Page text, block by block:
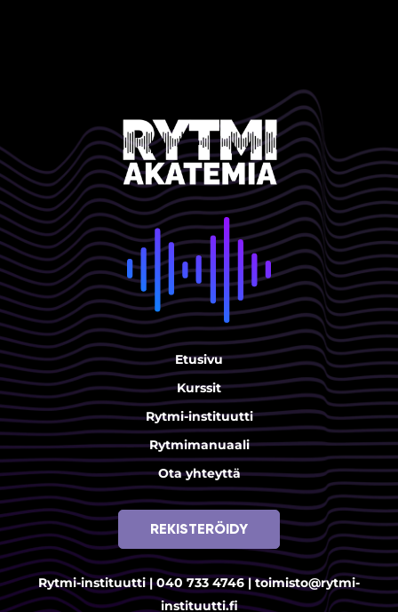
Etusivu
Kurssit
Rytmi-instituutti
Rytmimanuaali
Ota yhteyttä
REKISTERÖIDY
Rytmi-instituutti |040 733 4746|toimisto@rytmi-
instituutti.fi